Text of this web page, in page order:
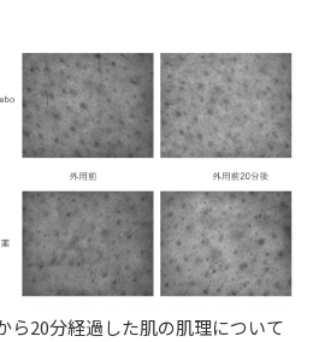
ら20分経過した肌の肌理について